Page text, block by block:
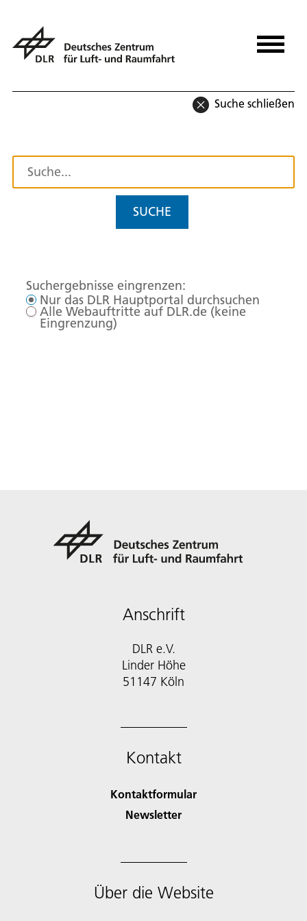
Suche schließen
SUCHE
Suchergebnisse eingrenzen:
Nur das DLR Hauptportal durchsuchen
Alle Webauftritte auf DLR.de (keine
Eingrenzung)
Anschrift
DLR e.V.
Linder Höhe
51147 Köln
Kontakt
Kontaktformular
Newsletter
Über die Website